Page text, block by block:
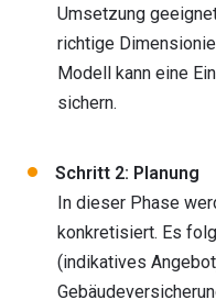
Umsetzung
richtige
Modell kann eine
sichern.
Schritt 2: Planung
In dieser Phase
konkretisiert. Es
(indikatives